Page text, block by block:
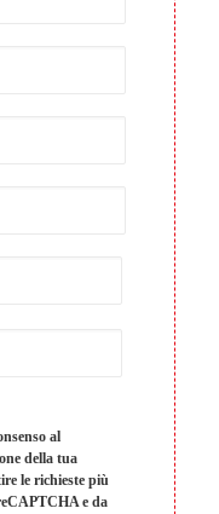
al
della tua
le richieste più
e da